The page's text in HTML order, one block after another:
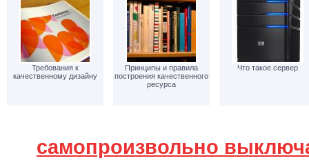
Требования к
качественному дизайну
Принципы и правила
построения качественного
ресурса
Что такое сервер
самопроизвольно